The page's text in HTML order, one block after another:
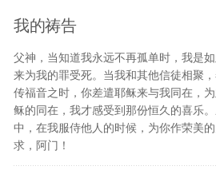
我的祷告
父神，当知道我永远不再孤单时，我是
来为我的罪受死。当我和其他信徒相聚
传福音之时，你差遣耶稣来与我同在，
稣的同在，我才感受到那份恒久的喜乐
中，在我服侍他人的时候，为你作荣美
求，阿门！